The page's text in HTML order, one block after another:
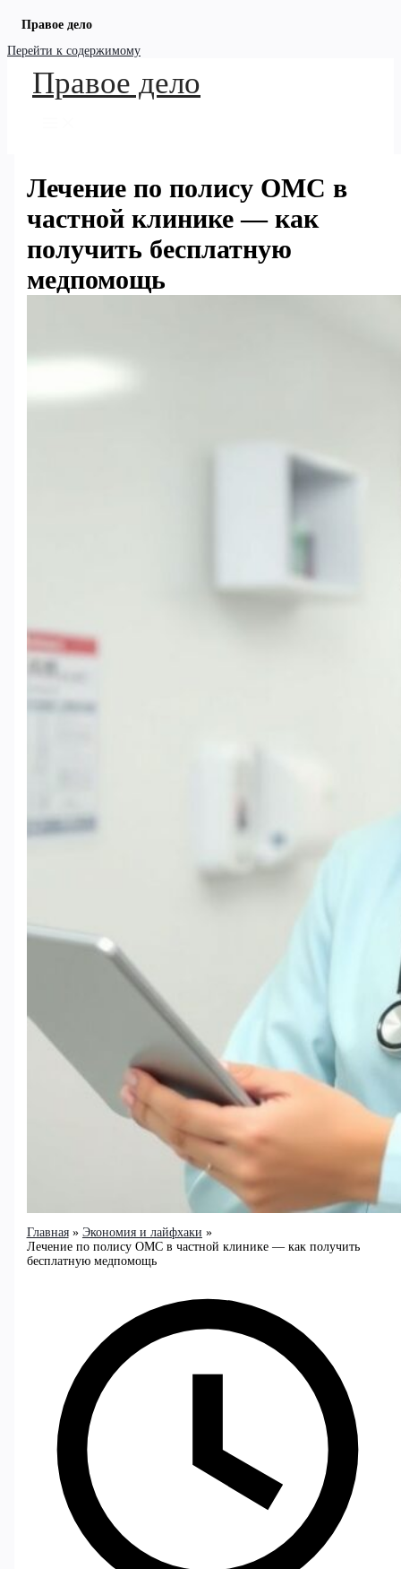
Правое дело
Перейти к содержимому
Правое дело
Лечение по полису ОМС в
частной клинике — как
получить бесплатную
медпомощь
Главная
Экономия и лайфхаки
Лечение по полису ОМС в частной клинике — как получить
бесплатную медпомощь